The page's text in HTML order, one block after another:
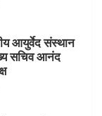
आयुर्वेद संस्थान
सचिव आनंद